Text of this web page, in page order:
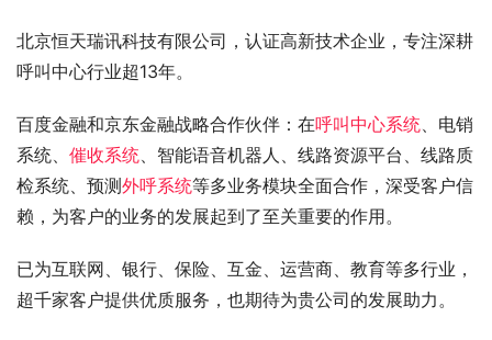
北京恒天瑞讯科技有限公司，认证高新技术企业，专注深耕
呼叫中心行业超13年。
百度金融和京东金融战略合作伙伴：在呼叫中心系统、电销
系统、 催收系统、智能语音机器人、线路资源平台、线路质
检系统、预测外呼系统等多业务模块全面合作，深受客户信
赖，为客户的业务的发展起到了至关重要的作用。
已为互联网、银行、保险、互金、运营商、教育等多行业，
超千家客户提供优质服务，也期待为贵公司的发展助力。